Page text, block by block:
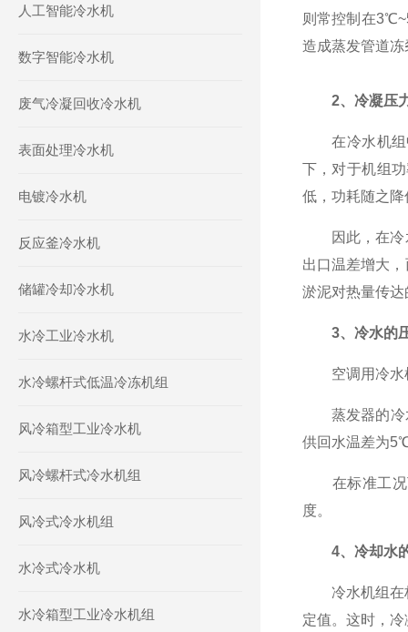
人工智能冷水机
数字智能冷水机
废气冷凝回收冷水机
表面处理冷水机
电镀冷水机
反应釜冷水机
储罐冷却冷水机
水冷工业冷水机
水冷螺杆式低温冷冻机组
风冷箱型工业冷水机
风冷螺杆式冷水机组
风冷式冷水机组
水冷式冷水机
水冷箱型工业冷水机组
则常控制在
造成蒸发管道冻
2、冷凝压
在冷水机组中
下，对于机组
低，功耗随之降
因此，在冷水
出口温差增大
淤泥对热量传
3、冷水的
空调用冷水机
蒸发器的冷
供回水温差为
在标准工况下
度。
4、冷却水
冷水机组在标
定值。这时，